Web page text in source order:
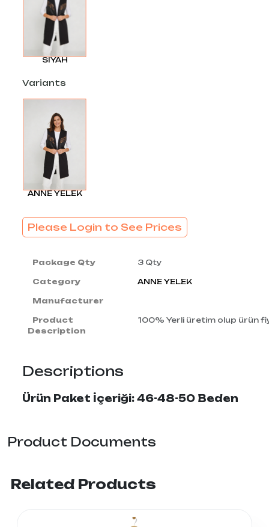
SIYAH
Variants
ANNE YELEK
Please Login to See Prices
Package Qty 3 Qty
Category ANNE YELEK
Manufacturer
Product
Description
100% Yerli üretim olup ürün
Descriptions
Ürün Paket İçeriği: 46-48-50 Beden
Product Documents
Related Products